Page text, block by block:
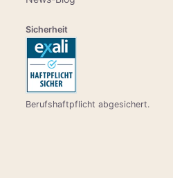
Sicherheit
Berufshaftpflicht abgesichert.